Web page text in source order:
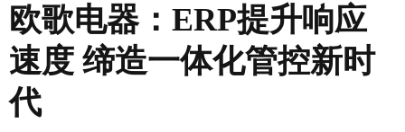
欧歌电器：ERP提升响应
速度 缔造一体化管控新时
代